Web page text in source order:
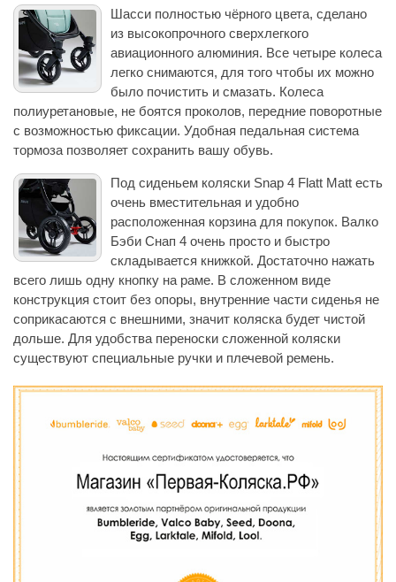
Шасси полностью чёрного цвета, сделано
из высокопрочного сверхлегкого
авиационного алюминия. Все четыре колеса
легко снимаются, для того чтобы их можно
было почистить и смазать. Колеса
полиуретановые, не боятся проколов, передние поворотные
с возможностью фиксации. Удобная педальная система
тормоза позволяет сохранить вашу обувь.
Под сиденьем коляски Snap 4 Flatt Matt есть
очень вместительная и удобно
расположенная корзина для покупок. Валко
Бэби Снап 4 очень просто и быстро
складывается книжкой. Достаточно нажать
всего лишь одну кнопку на раме. В сложенном виде
конструкция стоит без опоры, внутренние части сиденья не
соприкасаются с внешними, значит коляска будет чистой
дольше. Для удобства переноски сложенной коляски
существуют специальные ручки и плечевой ремень.